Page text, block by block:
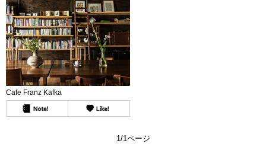
Cafe Franz Kafka
1/1ページ